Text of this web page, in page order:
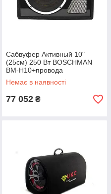
Сабвуфер Активный 10"
(25см) 250 Вт BOSCHMAN
BM-H10+провода
Немає в наявності
77 052 ₴